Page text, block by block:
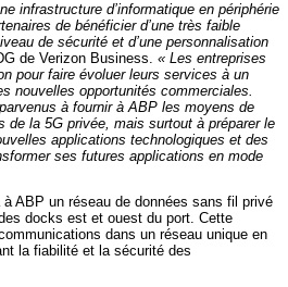
infrastructure d’informatique en périphérie
de bénéficier d’une très faible
de sécurité et d’une personnalisation
de Verizon Business. « Les entreprises
pour faire évoluer leurs services à un
nouvelles opportunités commerciales.
à fournir à ABP les moyens de
de la 5G privée, mais surtout à préparer le
applications technologiques et des
ses futures applications en mode
ABP un réseau de données sans fil privé
docks est et ouest du port. Cette
dans un réseau unique en
la fiabilité et la sécurité des